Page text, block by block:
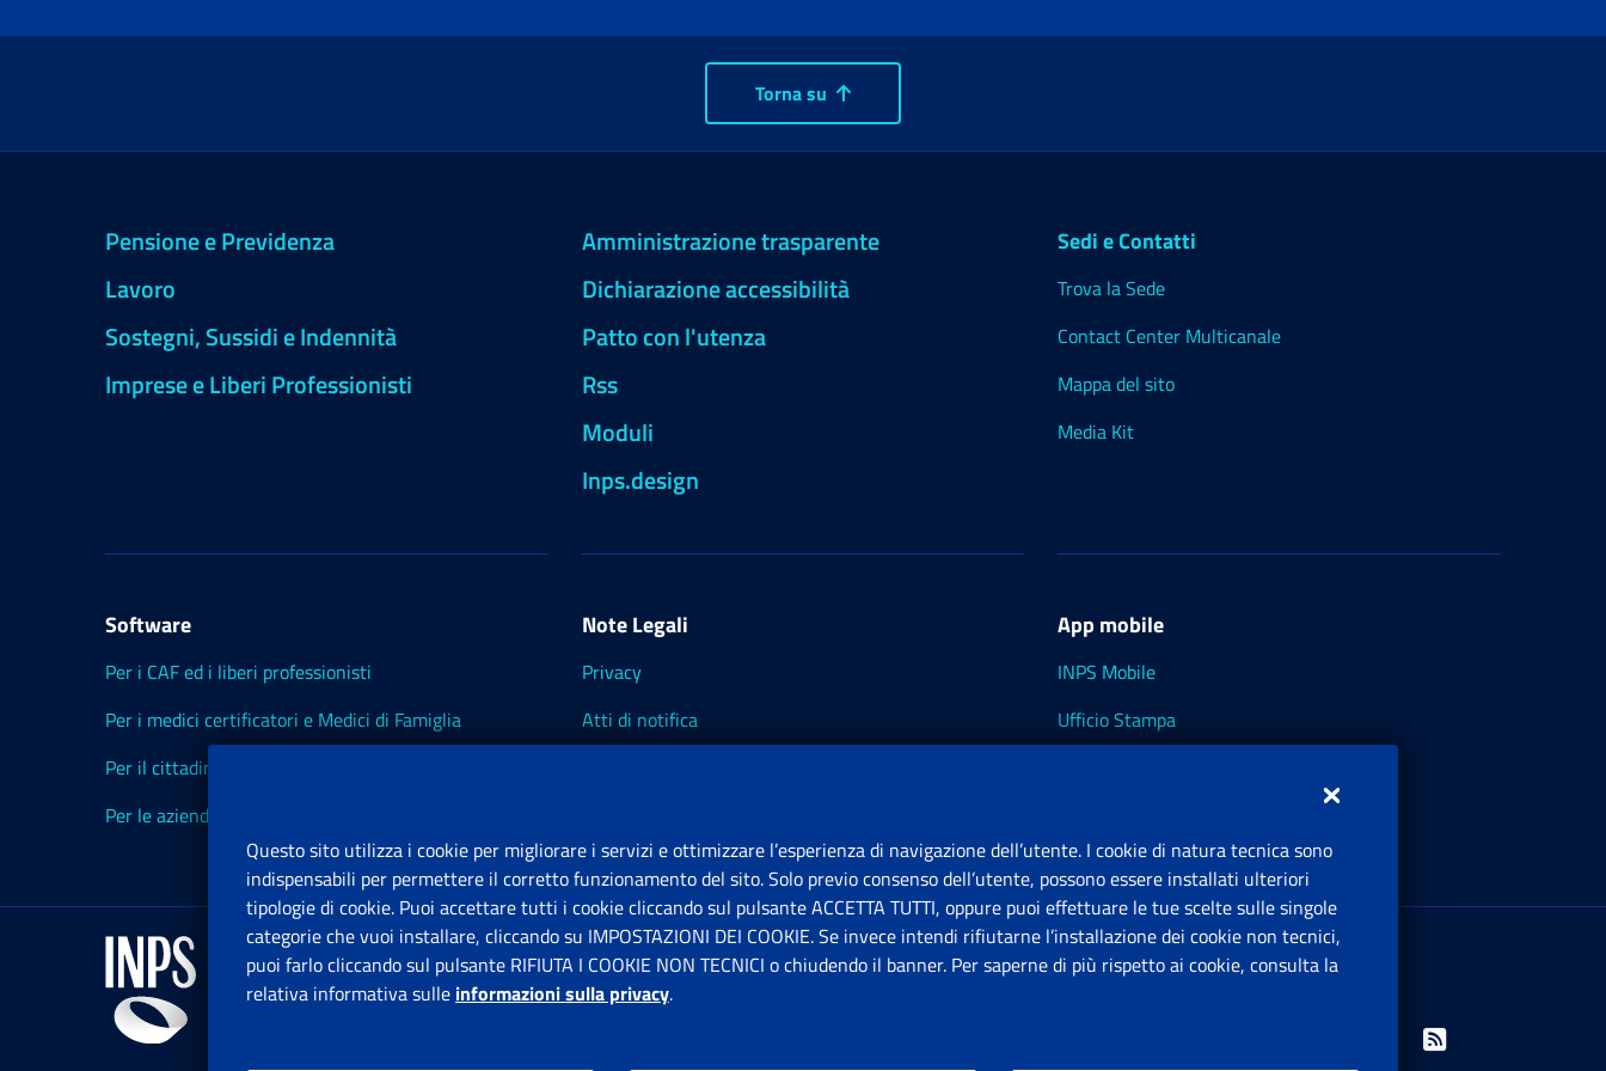
Torna su
Pensione e Previdenza
Lavoro
Sostegni, Sussidi e Indennità
Imprese e Liberi Professionisti
Amministrazione trasparente
Dichiarazione accessibilità
Patto con l'utenza
Rss
Moduli
Inps.design
Sedi e Contatti
Trova la Sede
Contact Center Multicanale
Mappa del sito
Media Kit
Software
Per i CAF ed i liberi professionisti
Per i medici certificatori e Medici di Famiglia
Per il cittadino
Per le aziende ed i Consulenti
Note Legali
Privacy
Atti di notifica
App mobile
INPS Mobile
Ufficio Stampa
Sede Legale: Via Ciro il Grande, 21
00144 Roma
P.IVA 02121151001
Facebook: Apre una nuova finestra
Twitter: Apre una nuova finestra
Whatsapp: Apre una nuova finestra
Youtube: Apre una nuova
Instagram: Apre una
Linkedin: Apre
Rss: Apre
Questo sito utilizza i cookie per migliorare i servizi e ottimizzare l’esperienza di navigazione dell’utente. I cookie di natura tecnica sono
indispensabili per permettere il corretto funzionamento del sito. Solo previo consenso dell’utente, possono essere installati ulteriori
tipologie di cookie. Puoi accettare tutti i cookie cliccando sul pulsante ACCETTA TUTTI, oppure puoi effettuare le tue scelte sulle singole
categorie che vuoi installare, cliccando su IMPOSTAZIONI DEI COOKIE. Se invece intendi rifiutarne l’installazione dei cookie non tecnici,
puoi farlo cliccando sul pulsante RIFIUTA I COOKIE NON TECNICI o chiudendo il banner. Per saperne di più rispetto ai cookie, consulta la
relativa informativa sulle informazioni sulla privacy.